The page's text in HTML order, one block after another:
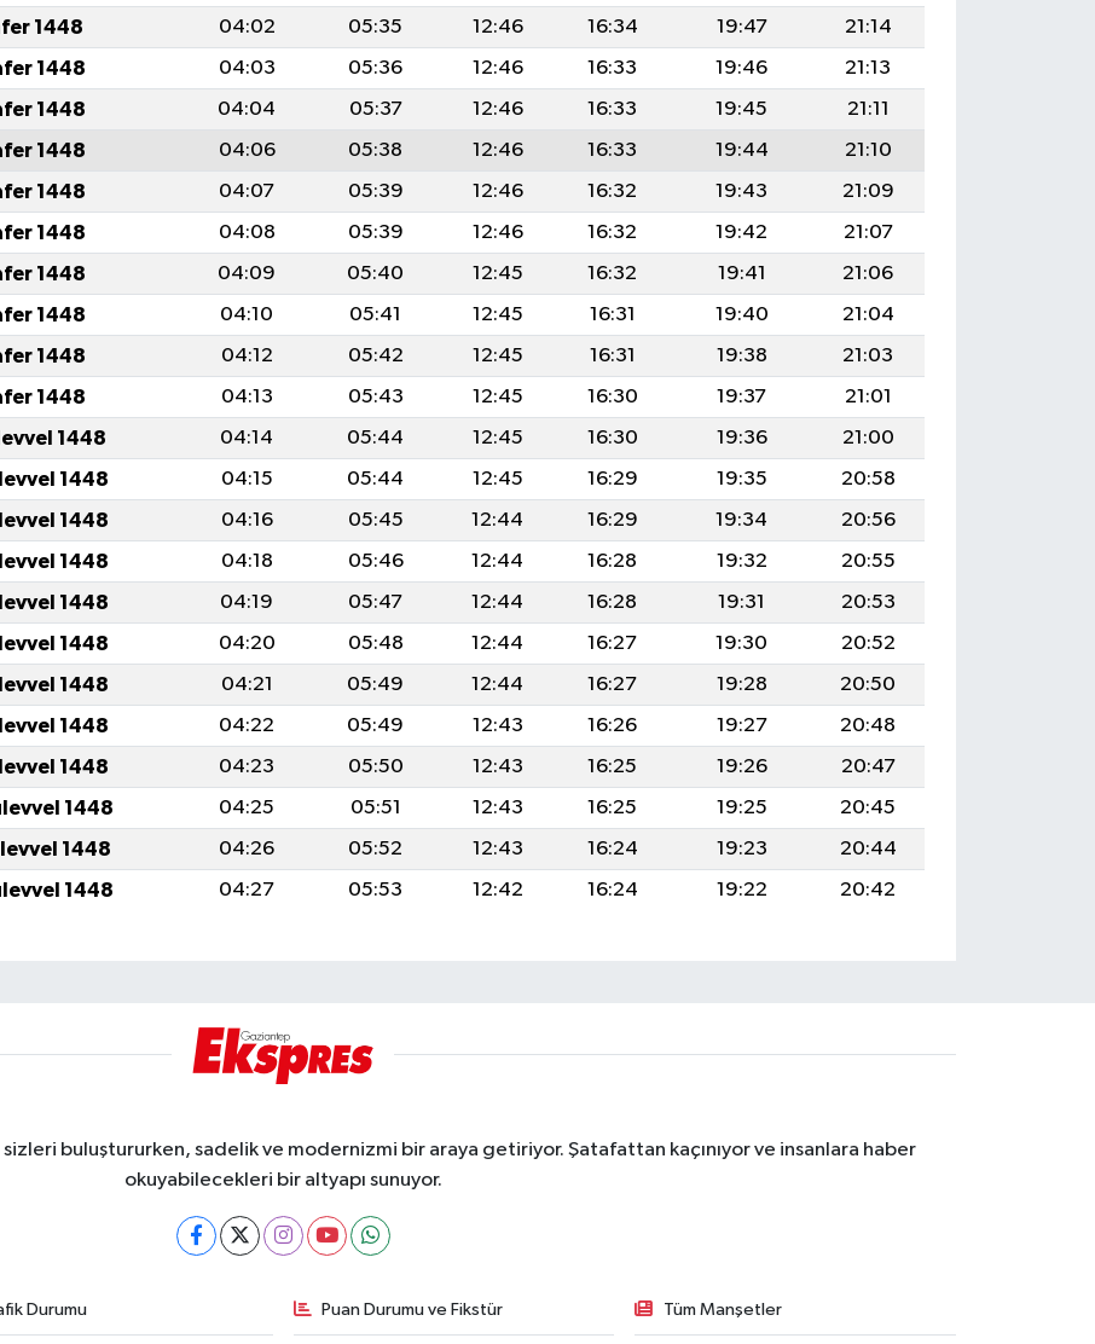
1448 04:02 05:35 12:46 16:34 19:47
21:14
1448 04:03 05:36 12:46 16:33 19:46
21:13
1448 04:04 05:37 12:46 16:33 19:45
21:11
1448 04:06 05:38 12:46 16:33 19:44
21:10
1448 04:07 05:39 12:46 16:32 19:43
21:09
1448 04:08 05:39 12:46 16:32 19:42
21:07
1448 04:09 05:40 12:45 16:32 19:41
21:06
1448 04:10 05:41 12:45 16:31 19:40
21:04
1448 04:12 05:42 12:45 16:31 19:38
21:03
1448 04:13 05:43 12:45 16:30 19:37
21:01
1448 04:14 05:44 12:45 16:30 19:36
21:00
1448 04:15 05:44 12:45 16:29 19:35
20:58
1448 04:16 05:45 12:44 16:29 19:34
20:56
1448 04:18 05:46 12:44 16:28 19:32
20:55
1448 04:19 05:47 12:44 16:28 19:31
20:53
1448 04:20 05:48 12:44 16:27 19:30
20:52
1448 04:21 05:49 12:44 16:27 19:28
20:50
1448 04:22 05:49 12:43 16:26 19:27
20:48
1448 04:23 05:50 12:43 16:25 19:26
20:47
1448 04:25 05:51 12:43 16:25 19:25
20:45
1448 04:26 05:52 12:43 16:24 19:23
20:44
1448 04:27 05:53 12:42 16:24 19:22 20:42
buluştururken, sadelik ve modernizmi bir araya getiriyor. Şatafattan kaçınıyor ve insanlara haber
okuyabilecekleri bir altyapı sunuyor.
Durumu Puan Durumu ve Fikstür Tüm Manşetler